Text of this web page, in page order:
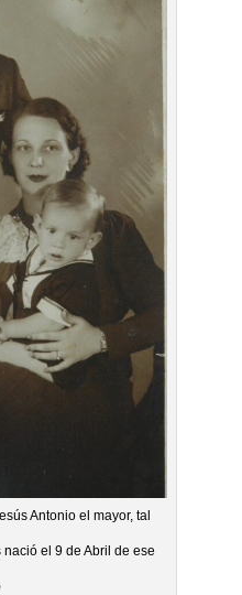
Antonio el mayor, tal
el 9 de Abril de ese